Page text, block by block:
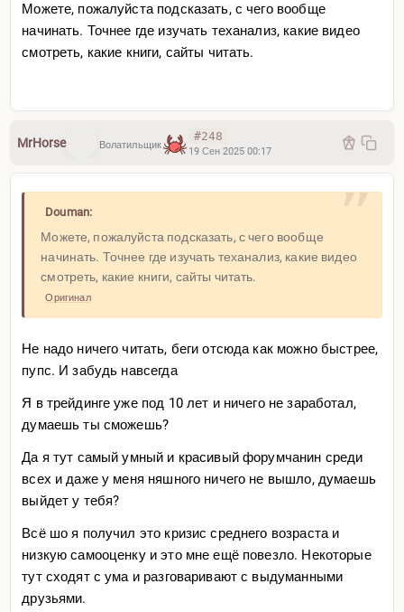
Можете, пожалуйста подсказать, с чего вообще
начинать. Точнее где изучать теханализ, какие видео
смотреть, какие книги, сайты читать.
MrHorse Волатильщик
#248
19 Сен 2025 00:17
Douman:
Можете, пожалуйста подсказать, с чего вообще
начинать. Точнее где изучать теханализ, какие видео
смотреть, какие книги, сайты читать.
Оригинал
Не надо ничего читать, беги отсюда как можно быстрее,
пупс. И забудь навсегда
Я в трейдинге уже под 10 лет и ничего не заработал,
думаешь ты сможешь?
Да я тут самый умный и красивый форумчанин среди
всех и даже у меня няшного ничего не вышло, думаешь
выйдет у тебя?
Всё шо я получил это кризис среднего возраста и
низкую самооценку и это мне ещё повезло. Некоторые
тут сходят с ума и разговаривают с выдуманными
друзьями.